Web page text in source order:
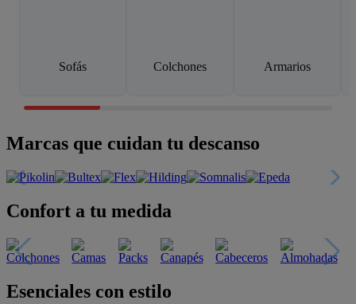
Sofás Colchones Armarios
Marcas que cuidan tu descanso
Confort a tu medida
Esenciales con estilo